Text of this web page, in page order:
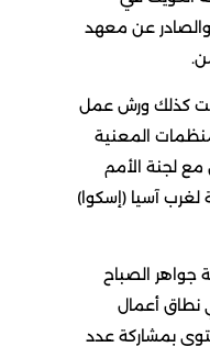
والصادر عن معهد
كذلك ورش عمل
المعنية
1325 وبالتعاون مع لجنة الأمم
لغرب آسيا (إسكوا)
جواهر الصباح
نطاق أعمال
بمشاركة عدد